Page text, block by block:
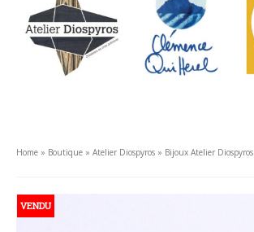
Home » Boutique » Atelier Diospyros » Bijoux Atelier Diospyros
VENDU